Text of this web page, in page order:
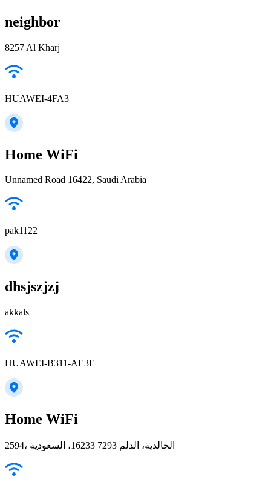
neighbor
8257 Al Kharj
HUAWEI-4FA3
Home WiFi
Unnamed Road 16422, Saudi Arabia
pak1122
dhsjszjzj
akkals
HUAWEI-B311-AE3E
Home WiFi
2594، الخالدية، الدلم 16233 7293، السعودية